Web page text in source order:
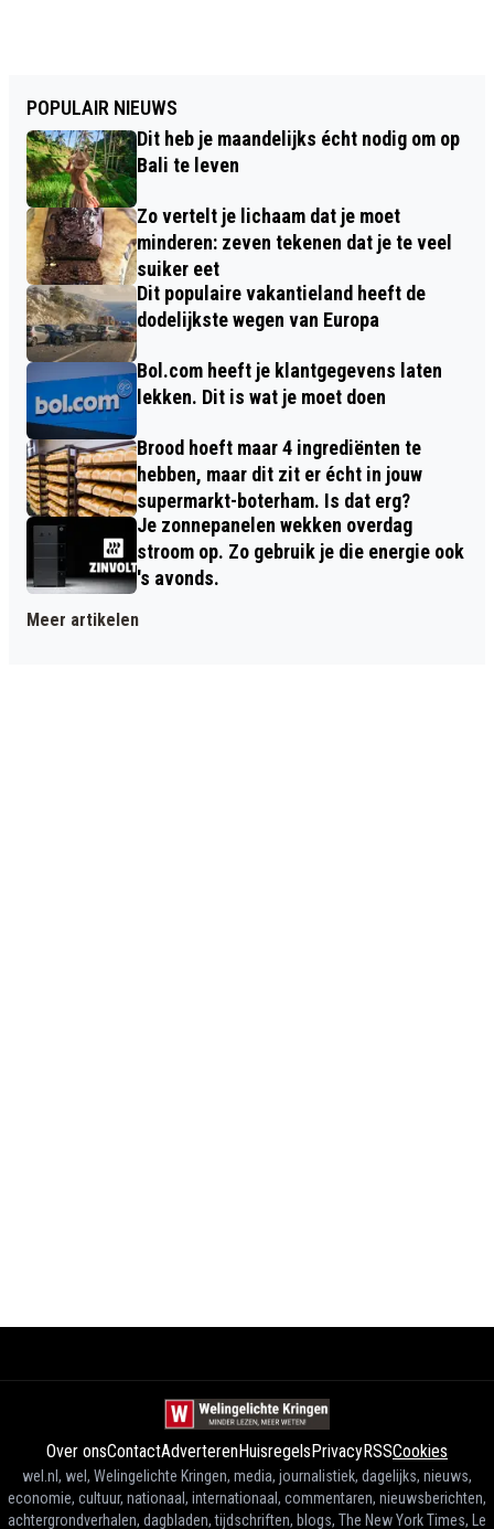
POPULAIR NIEUWS
Dit heb je maandelijks écht nodig om op
Bali te leven
Zo vertelt je lichaam dat je moet
minderen: zeven tekenen dat je te veel
suiker eet
Dit populaire vakantieland heeft de
dodelijkste wegen van Europa
Bol.com heeft je klantgegevens laten
lekken. Dit is wat je moet doen
Brood hoeft maar 4 ingrediënten te
hebben, maar dit zit er écht in jouw
supermarkt-boterham. Is dat erg?
Je zonnepanelen wekken overdag
stroom op. Zo gebruik je die energie ook
's avonds.
Meer artikelen
Over onsContactAdverterenHuisregelsPrivacyRSSCookies
wel.nl, wel, Welingelichte Kringen, media, journalistiek, dagelijks, nieuws,
economie, cultuur, nationaal, internationaal, commentaren, nieuwsberichten,
achtergrondverhalen, dagbladen, tijdschriften, blogs, The New York Times, Le